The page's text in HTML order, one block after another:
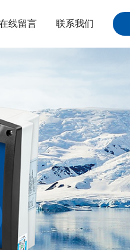
线留言 联系我们